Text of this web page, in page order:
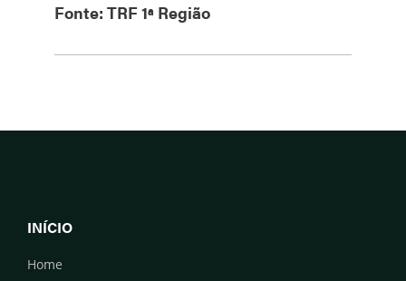
Fonte: TRF 1ª Região
INÍCIO
Home